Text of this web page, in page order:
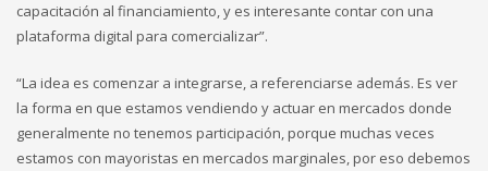
capacitación al financiamiento, y es interesante contar con una
plataforma digital para comercializar”.
“La idea es comenzar a integrarse, a referenciarse además. Es ver
la forma en que estamos vendiendo y actuar en mercados donde
generalmente no tenemos participación, porque muchas veces
estamos con mayoristas en mercados marginales, por eso debemos